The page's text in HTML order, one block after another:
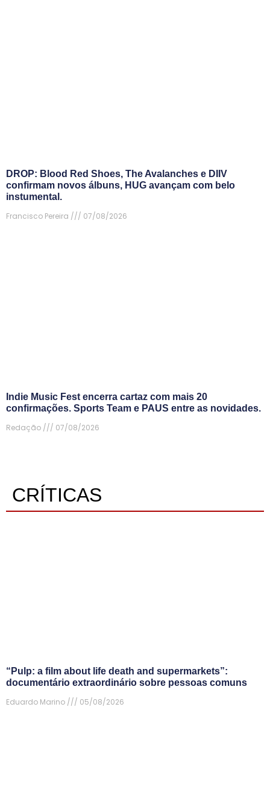
DROP: Blood Red Shoes, The Avalanches e DIIV
confirmam novos álbuns, HUG avançam com belo
instumental.
Francisco Pereira
07/08/2026
Indie Music Fest encerra cartaz com mais 20
confirmações. Sports Team e PAUS entre as novidades.
Redação
07/08/2026
CRÍTICAS
“Pulp: a film about life death and supermarkets”:
documentário extraordinário sobre pessoas comuns
Eduardo Marino
05/08/2026